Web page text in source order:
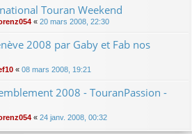
Touran Weekend
« 20 mars 2008, 22:30
2008 par Gaby et Fab nos
« 08 mars 2008, 19:21
2008 - TouranPassion -
« 24 janv. 2008, 00:32